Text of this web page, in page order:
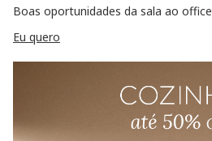
Boas oportunidades da sala ao office
Eu quero